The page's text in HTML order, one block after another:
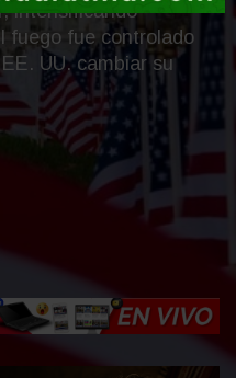
la dificultad
una percepción
de vincularse